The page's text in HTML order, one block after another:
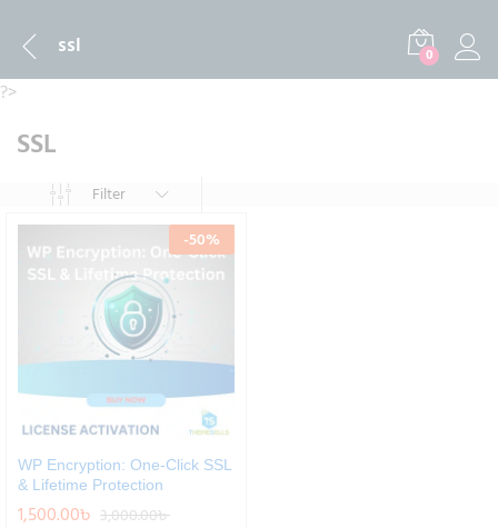
ssl 0
?>
SSL
Filter
-50%
WP Encryption: One-Click SSL
& Lifetime Protection
1,500.00৳ 3,000.00৳